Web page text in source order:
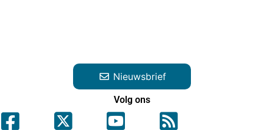
Nieuwsbrief
Volg ons